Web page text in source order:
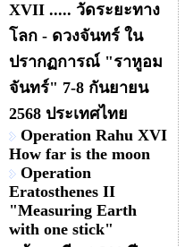
XVII ..... วัดระยะทาง
โลก - ดวงจันทร์ ใน
ปรากฏการณ์ "ราหูอม
จันทร์" 7-8 กันยายน
2568 ประเทศไทย
Operation Rahu XVI
How far is the moon
Operation
Eratosthenes II
"Measuring Earth
with one stick"